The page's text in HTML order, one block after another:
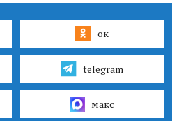
ок
telegram
макс